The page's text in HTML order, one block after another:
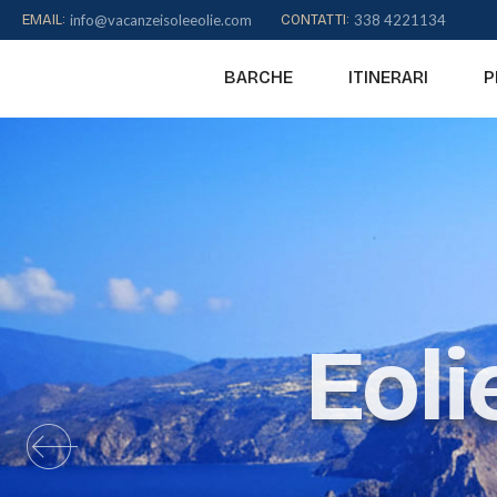
content
EMAIL: info@vacanzeisoleeolie.com CONTATTI: 338 4221134
BARCHE ITINERARI